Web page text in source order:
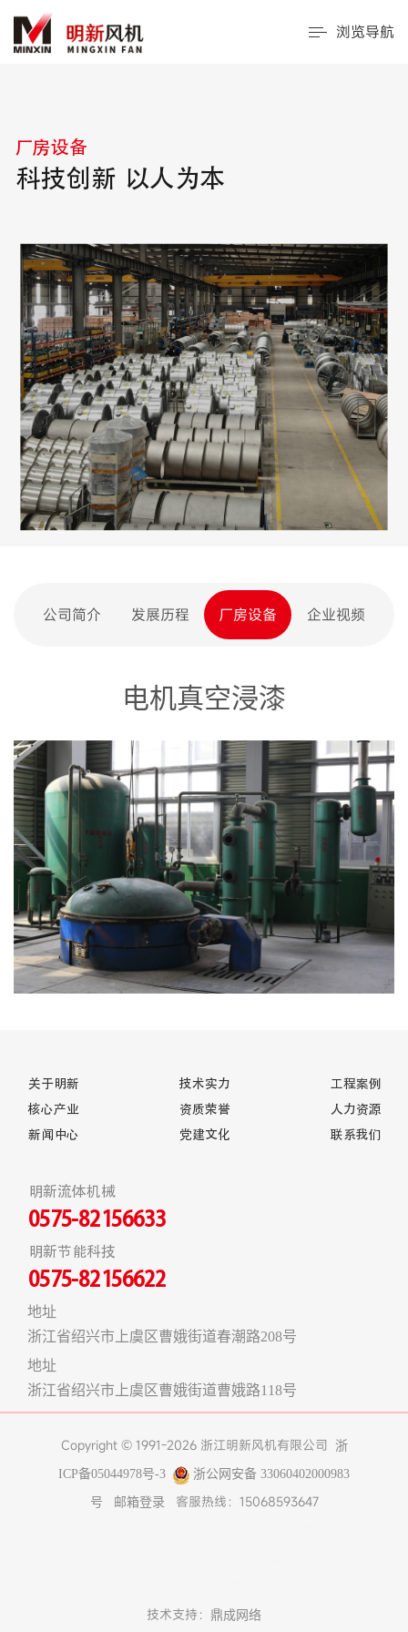
浏览导航
厂房设备
科技创新 以人为本
公司简介 发展历程 厂房设备 企业视频
电机真空浸漆
关于明新
核心产业
新闻中心
技术实力
资质荣誉
党建文化
工程案例
人力资源
联系我们
明新流体机械
0575-82156633
明新节能科技
0575-82156622
地址
浙江省绍兴市上虞区曹娥街道春潮路208号
地址
浙江省绍兴市上虞区曹娥街道曹娥路118号
Copyright © 1991-2026 浙江明新风机有限公司 浙
ICP备05044978号-3 浙公网安备 33060402000983
号 邮箱登录
客服热线：15068593647
技术支持： 鼎成网络